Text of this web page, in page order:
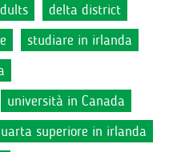
delta district
studiare in irlanda
università in Canada
superiore in irlanda